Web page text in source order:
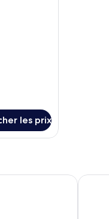
les prix
Hilton